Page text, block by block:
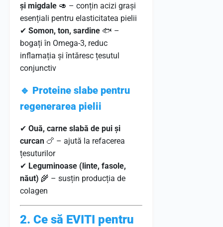
și migdale 🥑 – conțin acizi grași
esențiali pentru elasticitatea pielii
✔ Somon, ton, sardine 🐟 –
bogați în Omega-3, reduc
inflamația și întăresc țesutul
conjunctiv
🔹 Proteine slabe pentru
regenerarea pielii
✔ Ouă, carne slabă de pui și
curcan 🍗 – ajută la refacerea
țesuturilor
✔ Leguminoase (linte, fasole,
năut) 🌾 – susțin producția de
colagen
2. Ce să EVITI pentru